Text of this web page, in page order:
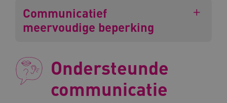
Communicatief
meervoudige beperking
Ondersteunde
communicatie